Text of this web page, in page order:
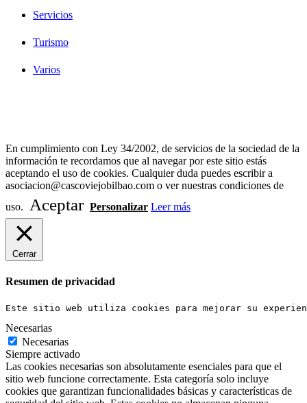
Servicios
Turismo
Varios
En cumplimiento con Ley 34/2002, de servicios de la sociedad de la
información te recordamos que al navegar por este sitio estás
aceptando el uso de cookies. Cualquier duda puedes escribir a
asociacion@cascoviejobilbao.com o ver nuestras condiciones de
uso.
Aceptar Personalizar Leer más
Cerrar
Resumen de privacidad
Este sitio web utiliza cookies para mejorar su
Necesarias
Necesarias
Siempre activado
Las cookies necesarias son absolutamente esenciales para que el
sitio web funcione correctamente. Esta categoría solo incluye
cookies que garantizan funcionalidades básicas y características de